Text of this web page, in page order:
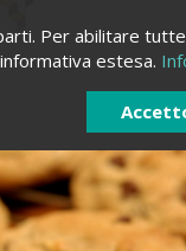
Per abilitare
estesa.